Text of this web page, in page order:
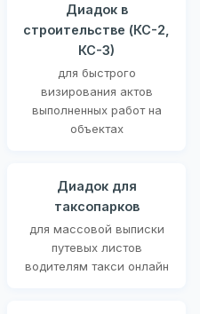
Диадок в
строительстве (КС-2,
КС-3)
для быстрого
визирования актов
выполненных работ на
объектах
Диадок для
таксопарков
для массовой выписки
путевых листов
водителям такси онлайн